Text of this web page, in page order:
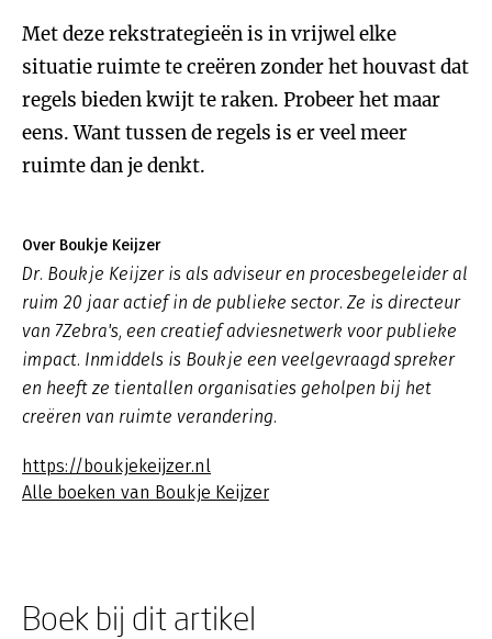
Met deze rekstrategieën is in vrijwel elke
situatie ruimte te creëren zonder het houvast dat
regels bieden kwijt te raken. Probeer het maar
eens. Want tussen de regels is er veel meer
ruimte dan je denkt.
Over Boukje Keijzer
Dr. Boukje Keijzer is als adviseur en procesbegeleider al
ruim 20 jaar actief in de publieke sector. Ze is directeur
van 7Zebra's, een creatief adviesnetwerk voor publieke
impact. Inmiddels is Boukje een veelgevraagd spreker
en heeft ze tientallen organisaties geholpen bij het
creëren van ruimte verandering.
https://boukjekeijzer.nl
Alle boeken van Boukje Keijzer
Boek bij dit artikel